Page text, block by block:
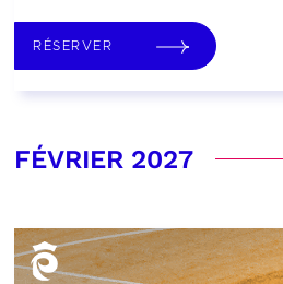
RÉSERVER
FÉVRIER 2027